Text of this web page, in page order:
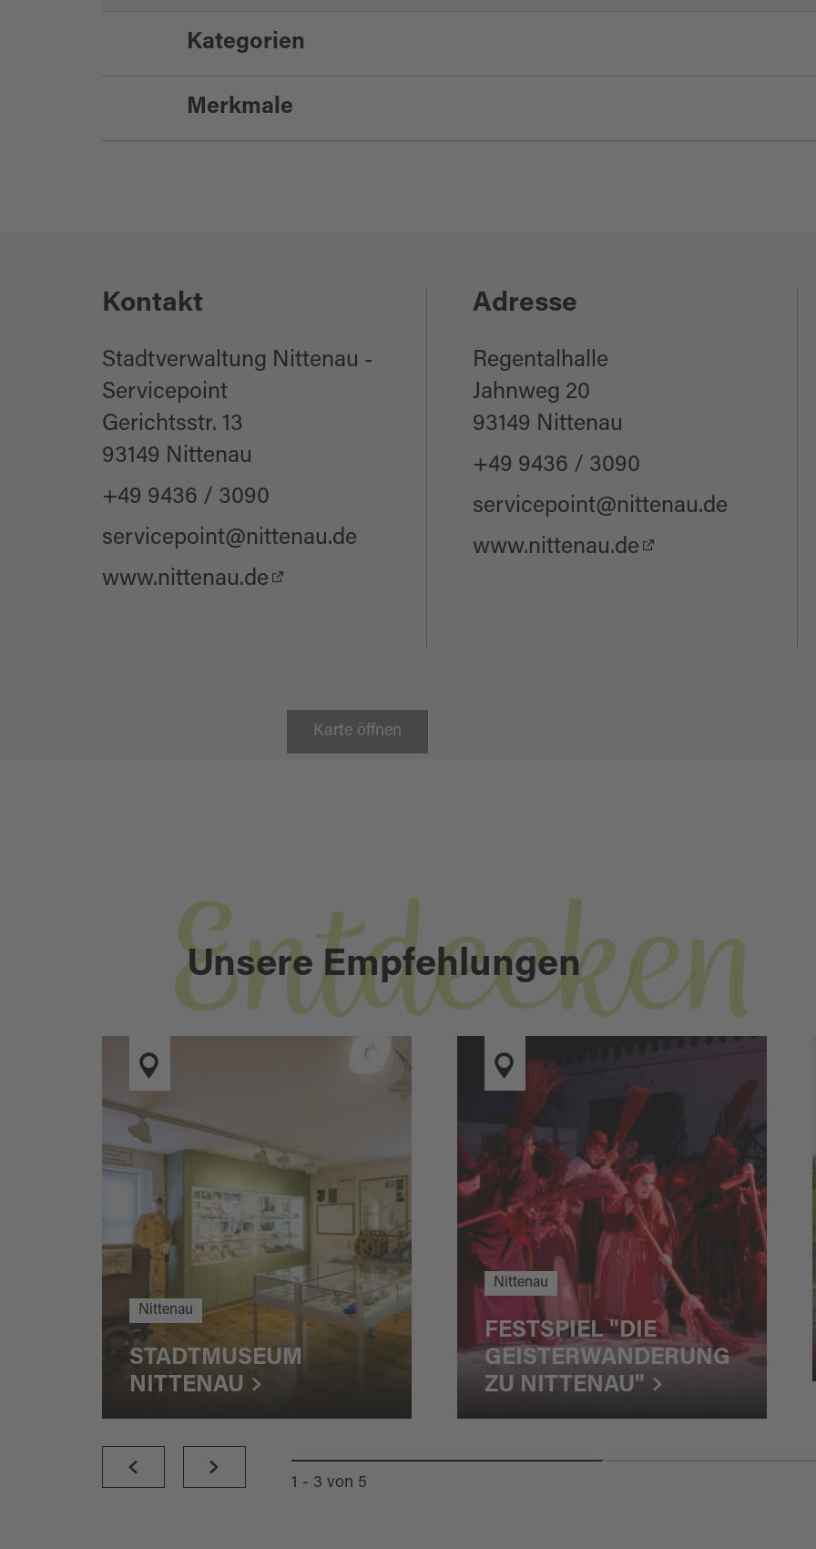
Kategorien
Merkmale
Barrierefreier Zugang
Barrierefreies WC
Kontakt
Stadtverwaltung Nittenau -
Servicepoint
Gerichtsstr. 13
93149 Nittenau
+49 9436 / 3090
servicepoint@nittenau.de
www.nittenau.de
Adresse
Regentalhalle
Jahnweg 20
93149 Nittenau
+49 9436 / 3090
servicepoint@nittenau.de
www.nittenau.de
Karte öffnen
Unsere Empfehlungen
Entdecken
Nittenau
STADTMUSEUM
NITTENAU
Nittenau
FESTSPIEL "DIE
GEISTERWANDERUNG
ZU NITTENAU"
1 - 3 von 5